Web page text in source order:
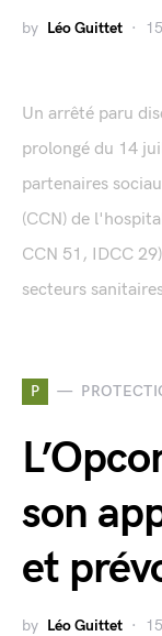
by Léo Guittet
Un arrêté paru
prolongé du 14
partenaires
(CCN) de
CCN 51, IDCC
secteurs
P
son
et
by Léo Guittet